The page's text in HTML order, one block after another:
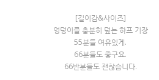
[길이감&사이즈]
엉덩이를 충분히 덮는 하프 기장
55분들 여유있게.
66분들도 좋구요.
66반분들도 괜찮습니다.